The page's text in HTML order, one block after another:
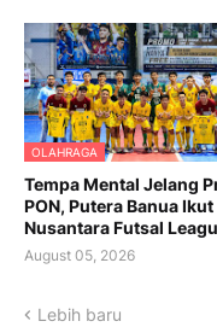
OLAHRAGA
Tempa Mental Jelang
PON, Putera Banua Ikut
Nusantara Futsal
August 05, 2026
Lebih baru